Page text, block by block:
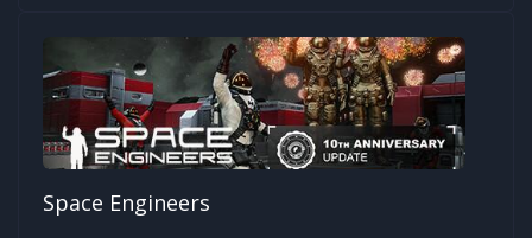
Space Engineers